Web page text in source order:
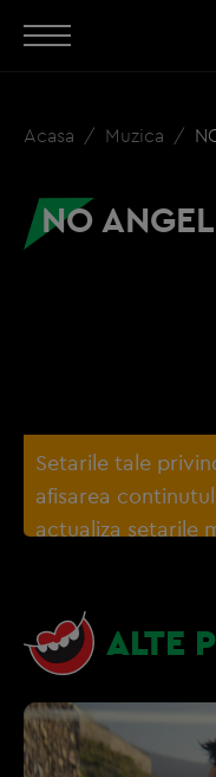
Acasa Muzica
NO ANGEL
Setarile tale
afisarea
actualiza setarile
ALTE